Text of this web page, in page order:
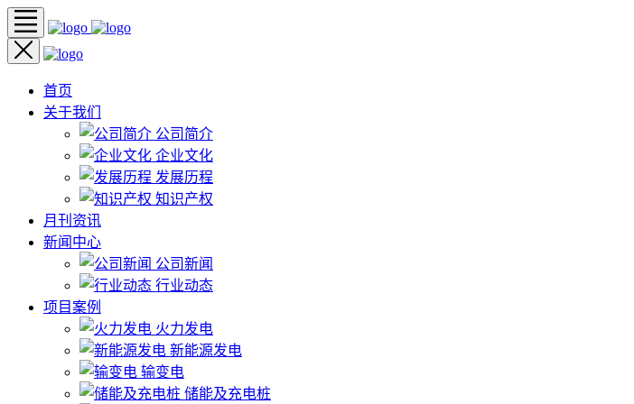
首页
关于我们
公司简介
企业文化
发展历程
知识产权
月刊资讯
新闻中心
公司新闻
行业动态
项目案例
火力发电
新能源发电
输变电
储能及充电桩